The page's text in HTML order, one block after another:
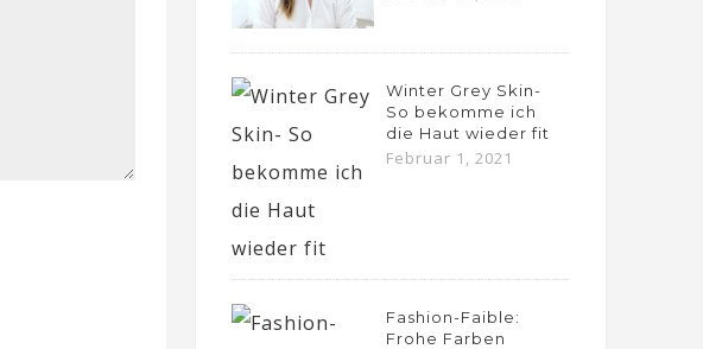
Winter Grey Skin-
So bekomme ich
die Haut wieder fit
Februar 1, 2021
Fashion-Faible:
Frohe Farben